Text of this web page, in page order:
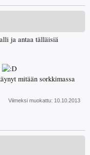
ja antaa tälläisiä
mitään sorkkimassa
Viimeksi muokattu: 10.10.2013